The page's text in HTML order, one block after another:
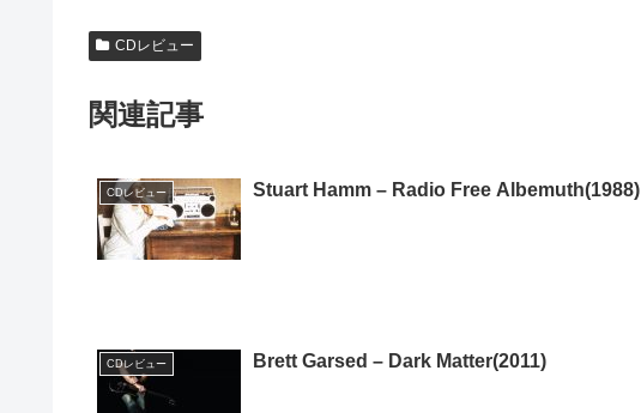
CDレビュー
関連記事
CDレビュー Stuart Hamm – Radio Free Albemuth(1988)
CDレビュー Brett Garsed – Dark Matter(2011)